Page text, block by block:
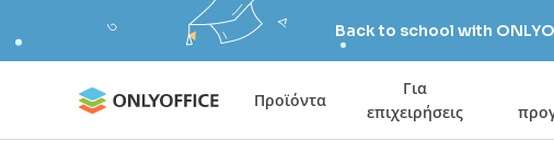
Back to school with
Προϊόντα
Για
επιχειρήσεις